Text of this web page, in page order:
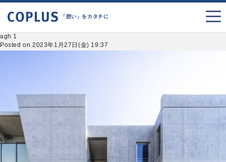
「想い」をカタチに
agh 1
Posted on 2023年1月27日(金) 19:37